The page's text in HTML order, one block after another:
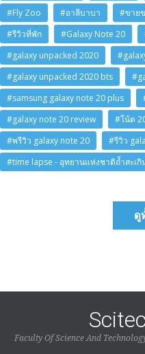
#Fly Zoo
#อาลีบาบา #ขาย
#รีวิวที่พัก
#Galaxy Note 20
#galaxy unpacked 2020
#galaxy unpacked 2020 bts
#samsung galaxy note 20 plus
#galaxy note 20 review
#โน้ต
#พรีวิว galaxy note 20
#รีวิว
#time lapse - อุทยานแห่งชาติถ้ำสะเกิ
ดู
Faculty Of Science And